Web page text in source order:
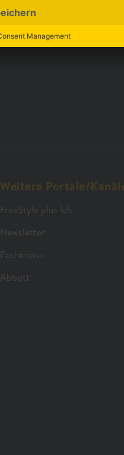
Weitere Portale/
FreeStyle plus Ich
Newsletter
Fachkreise
Abbott